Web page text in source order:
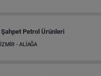
Şahpet Petrol Ürünleri
İZMİR - ALİAĞA